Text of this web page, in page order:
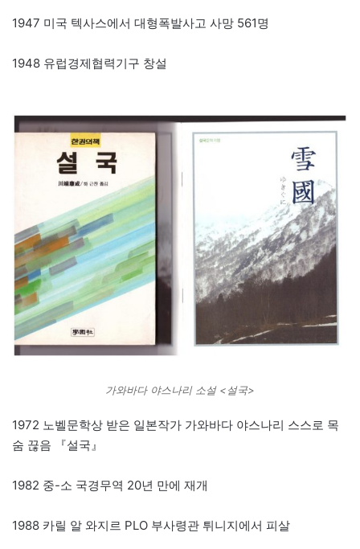
1947 미국 텍사스에서 대형폭발사고 사망 561명
1948 유럽경제협력기구 창설
가와바다 야스나리 소설 <설국>
1972 노벨문학상 받은 일본작가 가와바다 야스나리 스스로 목
숨 끊음 『설국』
1982 중-소 국경무역 20년 만에 재개
1988 카릴 알 와지르 PLO 부사령관 튀니지에서 피살